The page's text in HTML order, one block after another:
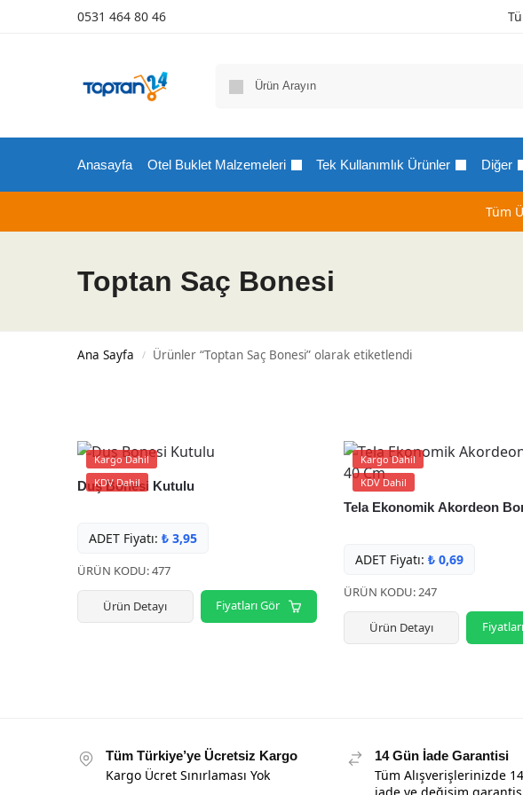
0531 464 80 46
Anasayfa Otel Buklet Malzemeleri Tek Kullanımlık Ürünler Diğer
Tüm
Toptan Saç Bonesi
Ana Sayfa / Ürünler “Toptan Saç Bonesi” olarak etiketlendi
Kargo Dahil
KDV Dahil
Duş Bonesi Kutulu
ADET Fiyatı: ₺ 3,95
ÜRÜN KODU: 477
Ürün Detayı Fiyatları Gör
Kargo Dahil
KDV Dahil
Tela Ekonomik Akordeon
ADET Fiyatı: ₺0,69
ÜRÜN KODU: 247
Ürün Detayı
Tüm Türkiye’ye Ücretsiz Kargo
Kargo Ücret Sınırlaması Yok
14 Gün İade Garantisi
Tüm Alışverişlerinizde